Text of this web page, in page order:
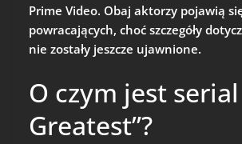
Prime Video. Obaj aktorzy pojawią
powracających, choć szczegóły
nie zostały jeszcze ujawnione.
O czym jest serial
Greatest”?